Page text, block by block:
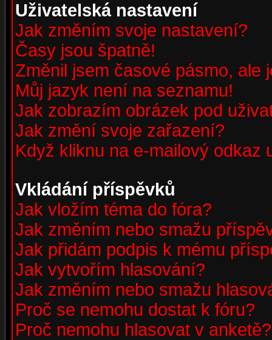
Uživatelská nastavení
Jak změním svoje nastavení?
Časy jsou špatně!
Změnil jsem časové pásmo, ale
Můj jazyk není na seznamu!
Jak zobrazím obrázek pod
Jak změní svoje zařazení?
Když kliknu na e-mailový odkaz
Vkládání příspěvků
Jak vložím téma do fóra?
Jak změním nebo smažu
Jak přidám podpis k mému
Jak vytvořím hlasování?
Jak změním nebo smažu
Proč se nemohu dostat k fóru?
Proč nemohu hlasovat v anketě?